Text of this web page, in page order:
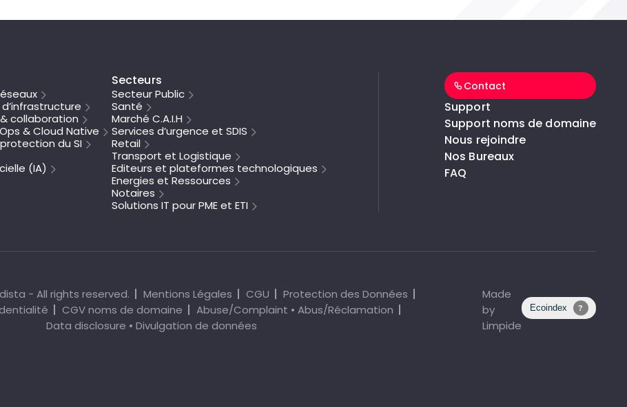
collaboration
& Cloud Native
du SI
(IA)
Secteurs
Secteur Public
Santé
Marché C.A.I.H
Services d’urgence et SDIS
Retail
Transport et Logistique
Editeurs et plateformes technologiques
Energies et Ressources
Notaires
Solutions IT pour PME et ETI
Contact
Support
Support noms de domaine
Nous rejoindre
Nos Bureaux
FAQ
- All rights reserved. Mentions Légales CGU
Protection des Données
CGV noms de domaine
Abuse/Complaint • Abus/Réclamation
Data disclosure • Divulgation de données
Made
by
Limpide